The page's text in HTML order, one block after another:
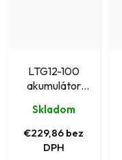
LTG12-100
akumulátor
(12V/100Ah)
Skladom
€229,86 bez
DPH